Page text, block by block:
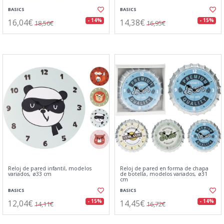
BASICS
16,04€ 18,56€ - 14%
BASICS
14,38€ 16,95€ - 15%
Reloj de pared infantil, modelos
variados, ø33 cm
BASICS
12,04€ 14,11€ - 15%
Reloj de pared en forma de chapa
de botella, modelos variados, ø31
cm
BASICS
14,45€ 16,72€ - 14%